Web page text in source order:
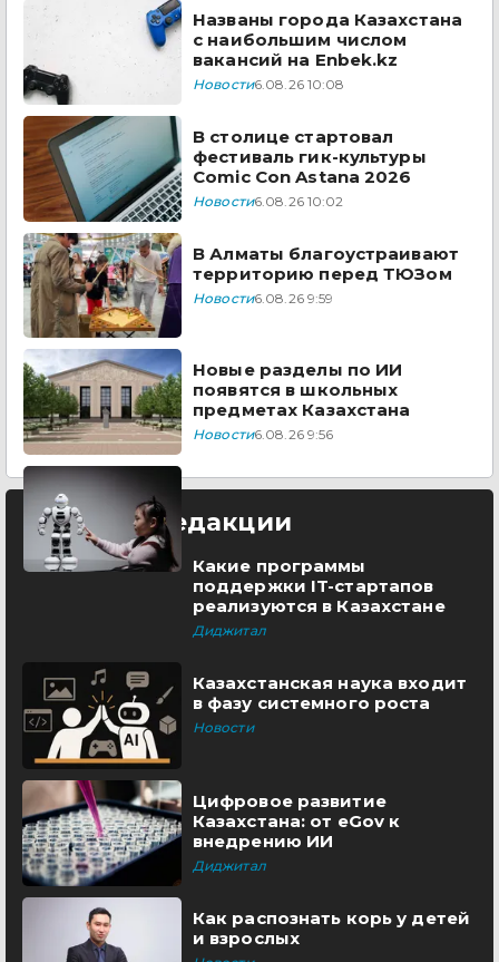
Названы города Казахстана
с наибольшим числом
вакансий на Enbek.kz
Новости6.08.26 10:08
В столице стартовал
фестиваль гик-культуры
Comic Con Astana 2026
Новости6.08.26 10:02
В Алматы благоустраивают
территорию перед ТЮЗом
Новости6.08.26 9:59
Новые разделы по ИИ
появятся в школьных
предметах Казахстана
Новости6.08.26 9:56
Выбор редакции
Какие программы
поддержки IT-стартапов
реализуются в Казахстане
Диджитал
Казахстанская наука входит
в фазу системного роста
Новости
Цифровое развитие
Казахстана: от eGov к
внедрению ИИ
Диджитал
Как распознать корь у детей
и взрослых